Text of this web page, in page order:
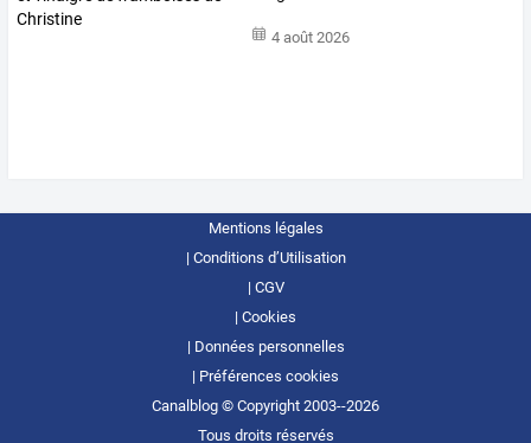
4 août 2026
Mentions légales
Conditions d’Utilisation
CGV
Cookies
Données personnelles
Préférences cookies
Canalblog © Copyright 2003--2026
Tous droits réservés